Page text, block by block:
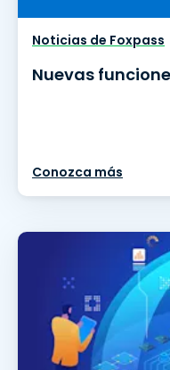
Noticias de Foxpass
Nuevas
Conozca más